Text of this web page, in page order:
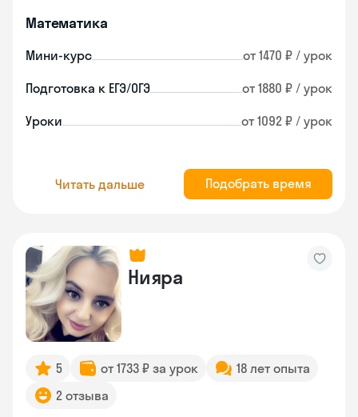
Математика
Мини-курс от 1470 ₽ / урок
Подготовка к ЕГЭ/ОГЭ от 1880 ₽ / урок
Уроки от 1092 ₽ / урок
Читать дальше Подобрать время
Нияра
5 от 1733 ₽ за урок
18 лет опыта
2 отзыва